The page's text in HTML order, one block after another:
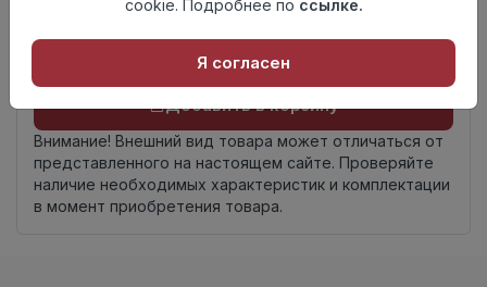
Книга с коллекциями
Добавить в корзину
Внимание! Внешний вид товара может отличаться от
представленного на настоящем сайте. Проверяйте
наличие необходимых характеристик и комплектации
в момент приобретения товара.
cookie. Подробнее по ссылке.
Я согласен